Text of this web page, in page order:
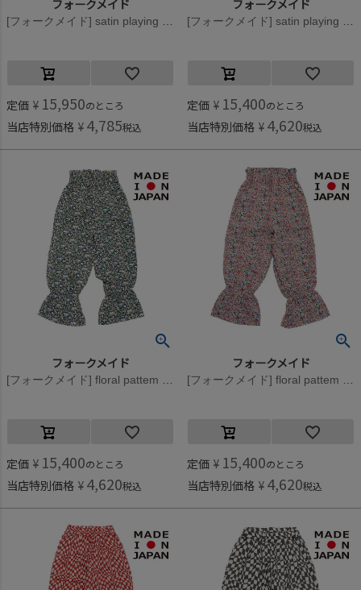
フォークメイド
[フォークメイド] satin playing card wink プルオーバー ペパーミント×グリーン
定価 ¥ 15,950のところ
当店特別価格 ¥ 4,785税込
フォークメイド
[フォークメイド] satin playing cardシャツ ペパーミント×グリーン
定価 ¥ 15,400のところ
当店特別価格 ¥ 4,620税込
フォークメイド
[フォークメイド] floral pattem ドロワーパンツ フローラルブラック
定価 ¥ 15,400のところ
当店特別価格 ¥ 4,620税込
フォークメイド
[フォークメイド] floral pattem ドロワーパンツ フローラルレッド
定価 ¥ 15,400のところ
当店特別価格 ¥ 4,620税込